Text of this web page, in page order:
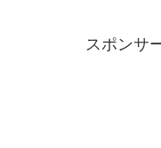
スポンサ